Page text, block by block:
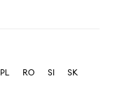
PL RO SI
SK